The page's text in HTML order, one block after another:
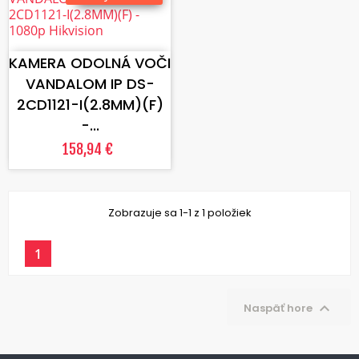
VLOŽIŤ DO KOŠÍKA
KAMERA ODOLNÁ VOČI
VANDALOM IP DS-
2CD1121-I(2.8MM)(F)
-...
158,94 €
Zobrazuje sa 1-1 z 1 položiek
1
Naspäť hore 